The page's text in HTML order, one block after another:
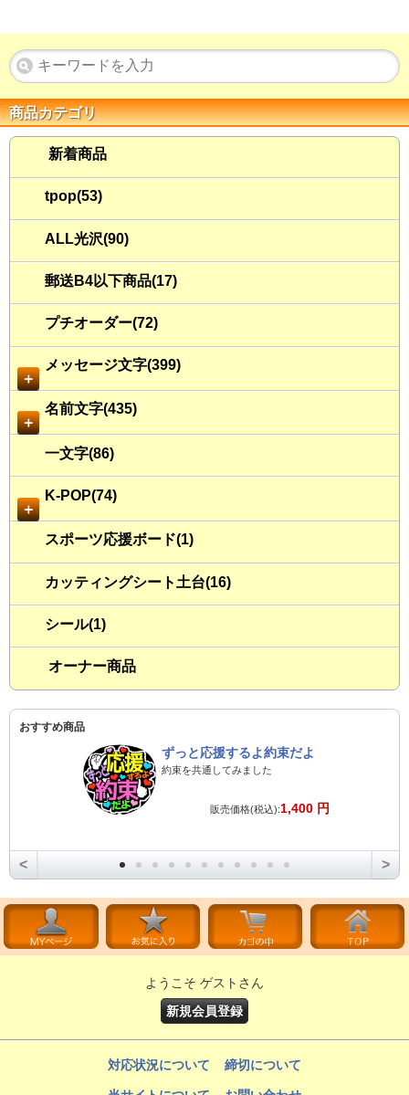
商品カテゴリ
新着商品
tpop(53)
ALL光沢(90)
郵送B4以下商品(17)
プチオーダー(72)
＋
メッセージ文字(399)
＋
名前文字(435)
一文字(86)
＋
K-POP(74)
スポーツ応援ボード(1)
カッティングシート土台(16)
シール(1)
オーナー商品
おすすめ商品
ずっと応援するよ約束だよ
約束を共通してみました
販売価格(税込):1,400 円
< >
ようこそ ゲストさん
新規会員登録
対応状況について 締切について